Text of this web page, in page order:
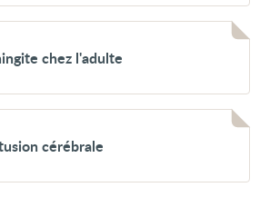
chez l'adulte
cérébrale